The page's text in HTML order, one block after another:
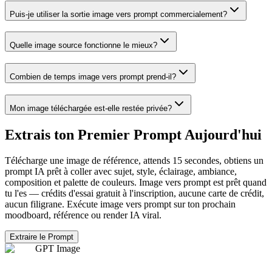
Puis-je utiliser la sortie image vers prompt commercialement?
Quelle image source fonctionne le mieux?
Combien de temps image vers prompt prend-il?
Mon image téléchargée est-elle restée privée?
Extrais ton Premier Prompt Aujourd'hui
Télécharge une image de référence, attends 15 secondes, obtiens un
prompt IA prêt à coller avec sujet, style, éclairage, ambiance,
composition et palette de couleurs. Image vers prompt est prêt quand
tu l'es — crédits d'essai gratuit à l'inscription, aucune carte de crédit,
aucun filigrane. Exécute image vers prompt sur ton prochain
moodboard, référence ou render IA viral.
Extraire le Prompt
GPT Image